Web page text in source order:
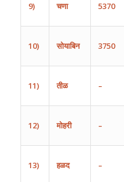
9) चणा 5370
10) सोयाबिन 3750
11) तीळ –
12) मोहरी –
13) हळद –